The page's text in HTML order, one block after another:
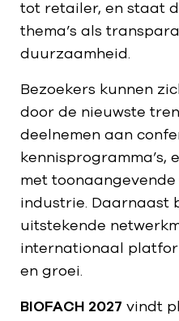
tot retailer, en staat
thema’s als
duurzaamheid.
Bezoekers kunnen
door de nieuwste
deelnemen aan
kennisprogramma’s,
met
industrie. Daarnaast
uitstekende
internationaal
en groei.
BIOFACH 2027 vindt